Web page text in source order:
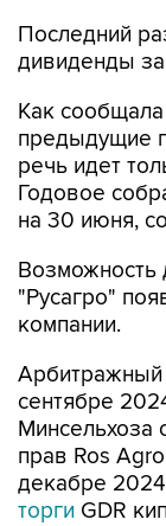
Последний
дивиденды
Как
предыдущие
речь идет
Годовое
на 30 июня,
Возможность
"Русагро"
компании.
Арбитражный
сентябре
Минсельхоза
прав Ros
декабре
торги GDR